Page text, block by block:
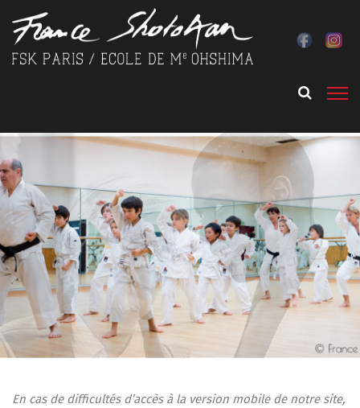
En cas de difficultés d’accès à la version mobile de notre site,